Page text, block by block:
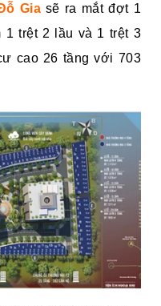
Gia sẽ ra mắt đợt 1
1 trệt 2 lầu và 1 trệt 3
cao 26 tầng với 703